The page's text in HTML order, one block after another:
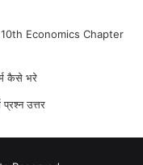
10th Economics Chapter
कैसे भरे
प्रश्न उत्तर